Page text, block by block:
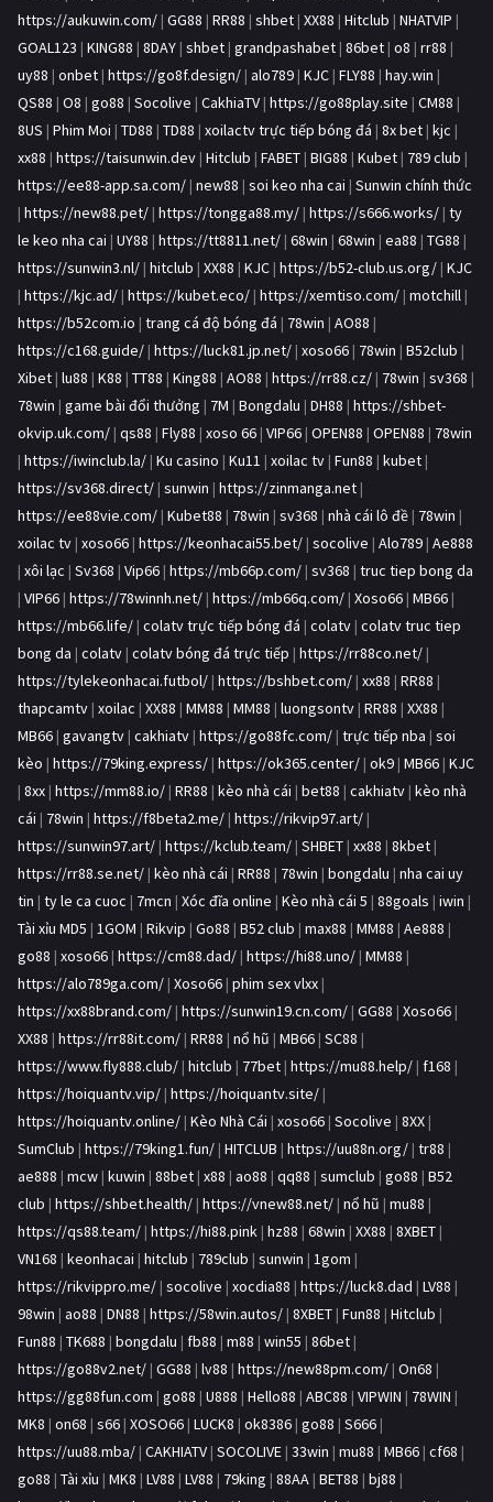
https://aukuwin.com/ | GG88 | RR88 | shbet | XX88 | Hitclub | NHATVIP |
GOAL123 | KING88 | 8DAY | shbet | grandpashabet | 86bet | o8 | rr88 |
uy88 | onbet | https://go8f.design/ | alo789 | KJC | FLY88 | hay.win |
QS88 | O8 | go88 | Socolive | CakhiaTV | https://go88play.site | CM88 |
8US | Phim Moi | TD88 | TD88 | xoilactv trực tiếp bóng đá | 8x bet | kjc |
xx88 | https://taisunwin.dev | Hitclub | FABET | BIG88 | Kubet | 789 club |
https://ee88-app.sa.com/ | new88 | soi keo nha cai | Sunwin chính thức
| https://new88.pet/ | https://tongga88.my/ | https://s666.works/ | ty
le keo nha cai | UY88 | https://tt8811.net/ | 68win | 68win | ea88 | TG88 |
https://sunwin3.nl/ | hitclub | XX88 | KJC | https://b52-club.us.org/ | KJC
| https://kjc.ad/ | https://kubet.eco/ | https://xemtiso.com/ | motchill |
https://b52com.io | trang cá độ bóng đá | 78win | AO88 |
https://c168.guide/ | https://luck81.jp.net/ | xoso66 | 78win | B52club |
Xibet | lu88 | K88 | TT88 | King88 | AO88 | https://rr88.cz/ | 78win | sv368 |
78win | game bài đổi thưởng | 7M | Bongdalu | DH88 | https://shbet-
okvip.uk.com/ | qs88 | Fly88 | xoso 66 | VIP66 | OPEN88 | OPEN88 | 78win
| https://iwinclub.la/ | Ku casino | Ku11 | xoilac tv | Fun88 | kubet |
https://sv368.direct/ | sunwin | https://zinmanga.net |
https://ee88vie.com/ | Kubet88 | 78win | sv368 | nhà cái lô đề | 78win |
xoilac tv | xoso66 | https://keonhacai55.bet/ | socolive | Alo789 | Ae888
| xôi lạc | Sv368 | Vip66 | https://mb66p.com/ | sv368 | truc tiep bong da
| VIP66 | https://78winnh.net/ | https://mb66q.com/ | Xoso66 | MB66 |
https://mb66.life/ | colatv trực tiếp bóng đá | colatv | colatv truc tiep
bong da | colatv | colatv bóng đá trực tiếp | https://rr88co.net/ |
https://tylekeonhacai.futbol/ | https://bshbet.com/ | xx88 | RR88 |
thapcamtv | xoilac | XX88 | MM88 | MM88 | luongsontv | RR88 | XX88 |
MB66 | gavangtv | cakhiatv | https://go88fc.com/ | trực tiếp nba | soi
kèo | https://79king.express/ | https://ok365.center/ | ok9 | MB66 | KJC
| 8xx | https://mm88.io/ | RR88 | kèo nhà cái | bet88 | cakhiatv | kèo nhà
cái | 78win | https://f8beta2.me/ | https://rikvip97.art/ |
https://sunwin97.art/ | https://kclub.team/ | SHBET | xx88 | 8kbet |
https://rr88.se.net/ | kèo nhà cái | RR88 | 78win | bongdalu | nha cai uy
tin | ty le ca cuoc | 7mcn | Xóc đĩa online | Kèo nhà cái 5 | 88goals | iwin |
Tài xỉu MD5 | 1GOM | Rikvip | Go88 | B52 club | max88 | MM88 | Ae888 |
go88 | xoso66 | https://cm88.dad/ | https://hi88.uno/ | MM88 |
https://alo789ga.com/ | Xoso66 | phim sex vlxx |
https://xx88brand.com/ | https://sunwin19.cn.com/ | GG88 | Xoso66 |
XX88 | https://rr88it.com/ | RR88 | nổ hũ | MB66 | SC88 |
https://www.fly888.club/ | hitclub | 77bet | https://mu88.help/ | f168 |
https://hoiquantv.vip/ | https://hoiquantv.site/ |
https://hoiquantv.online/ | Kèo Nhà Cái | xoso66 | Socolive | 8XX |
SumClub | https://79king1.fun/ | HITCLUB | https://uu88n.org/ | tr88 |
ae888 | mcw | kuwin | 88bet | x88 | ao88 | qq88 | sumclub | go88 | B52
club | https://shbet.health/ | https://vnew88.net/ | nổ hũ | mu88 |
https://qs88.team/ | https://hi88.pink | hz88 | 68win | XX88 | 8XBET |
VN168 | keonhacai | hitclub | 789club | sunwin | 1gom |
https://rikvippro.me/ | socolive | xocdia88 | https://luck8.dad | LV88 |
98win | ao88 | DN88 | https://58win.autos/ | 8XBET | Fun88 | Hitclub |
Fun88 | TK688 | bongdalu | fb88 | m88 | win55 | 86bet |
https://go88v2.net/ | GG88 | lv88 | https://new88pm.com/ | On68 |
https://gg88fun.com | go88 | U888 | Hello88 | ABC88 | VIPWIN | 78WIN |
MK8 | on68 | s66 | XOSO66 | LUCK8 | ok8386 | go88 | S666 |
https://uu88.mba/ | CAKHIATV | SOCOLIVE | 33win | mu88 | MB66 | cf68 |
go88 | Tài xỉu | MK8 | LV88 | LV88 | 79king | 88AA | BET88 | bj88 |